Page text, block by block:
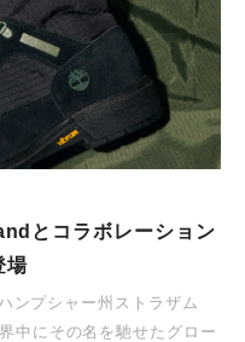
とコラボレーション
場
ンプシャー州ストラザム
中にその名を馳せたグロー